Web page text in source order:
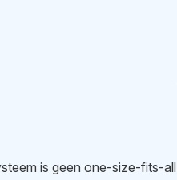
is geen one-size-fits-all